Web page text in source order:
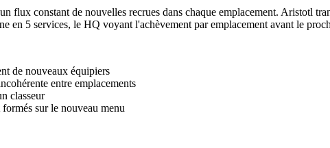
flux constant de nouvelles recrues dans chaque emplacement. Aristotl
en 5 services, le HQ voyant l'achèvement par emplacement avant le
de nouveaux équipiers
entre emplacements
classeur
sur le nouveau menu